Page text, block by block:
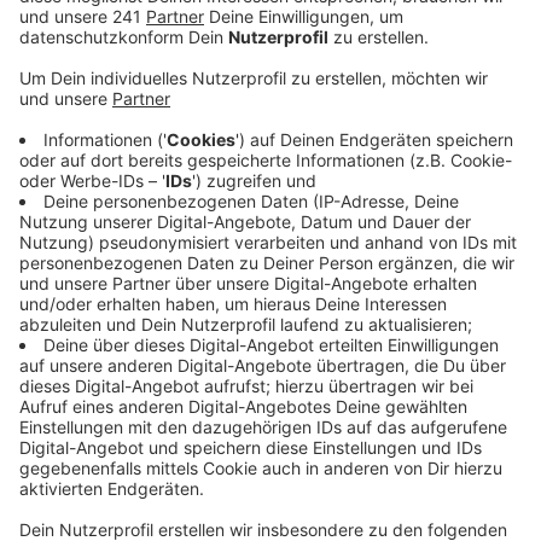
Mehrblick mit Sitz in Bergisch Gladbach bietet
schon seit letzten Jahr Beratungen für betroffene
Familien und pädagogische Fachkräfte an.
Veröffentlicht: Montag, 20.06.2022 15:44
Anzeige
Während die Nachfrage nach den Angeboten im
rheinisch-bergischen Kreis grundsätzlich langsam
steigt, ist sie in Wermelskirchen noch auf dem
gleichen Niveau, wie vor dem Bekanntwerden des
Missbrauchsskandals, sagt Manfred Bartos von der
Familien-Beratungsstelle in Wermelskirchen. Damit der
Bedarf nach Unterstützung wahrgenommen werden
kann, sobald er deutlich wird, hat die Fachstelle